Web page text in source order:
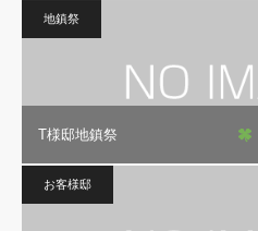
地鎮祭
T様邸地鎮祭
お客様邸